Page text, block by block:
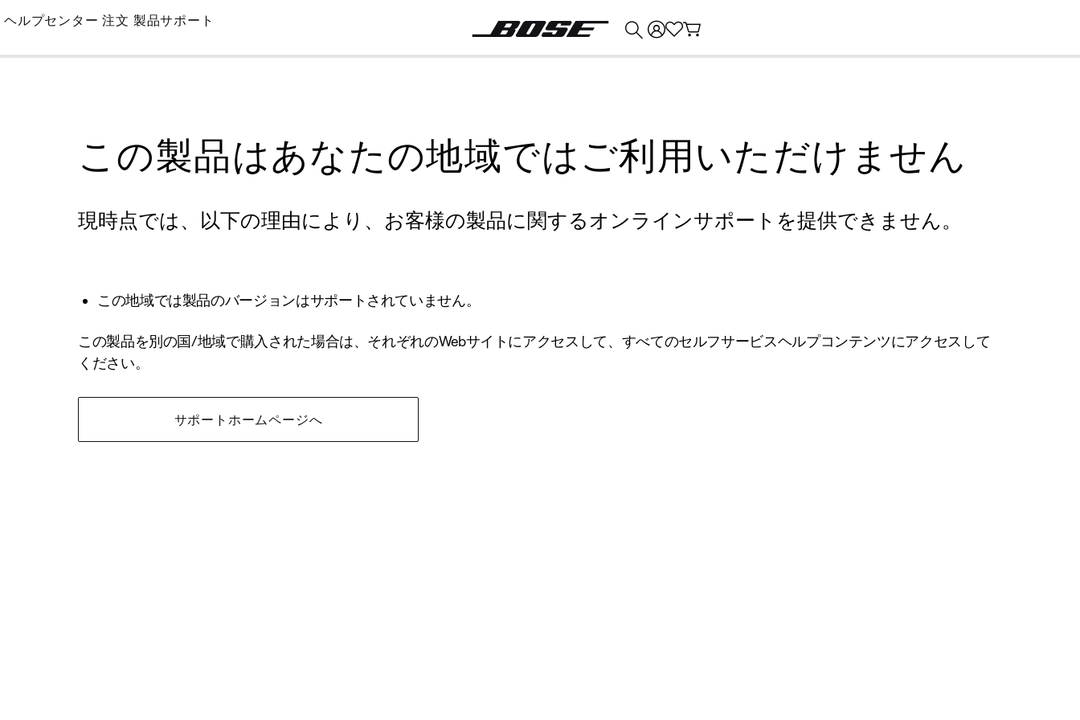
Skip
Main
ヘルプセンター 注文 製品サポート
この製品はあなたの地域ではご利用いただけません
現時点では、以下の理由により、お客様の製品に関するオンラインサポートを提供できません。
この地域では製品のバージョンはサポートされていません。
この製品を別の国/地域で購入された場合は、それぞれのWebサイトにアクセスして、すべてのセルフサービスヘルプコンテンツにアクセスして
ください。
サポートホームページへ